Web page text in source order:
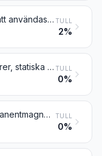
Delar som är lämpliga att användas uteslutande eller huvudsakligen till maskiner enligt nr 8501 eller 8502 TULL
2%
Elektriska transformatorer, statiska omformare (t.ex. likriktare) och induktansspolar TULL
0%
Elektromagneter; permanentmagneter samt varor avsedda att tjänstgöra som permanentmagneter efter magnetisering; magnetchuckar och andra elektromagnetiska eller permanentmagnetiska uppspänningsanordningar; elektromagnetiska kopplingar och bromsar; elektromagnetiska lyftdon TULL
0%